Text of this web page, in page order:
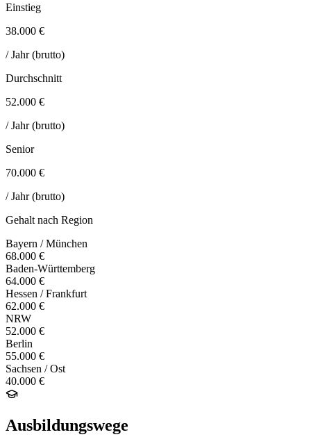
Einstieg
38.000 €
/ Jahr (brutto)
Durchschnitt
52.000 €
/ Jahr (brutto)
Senior
70.000 €
/ Jahr (brutto)
Gehalt nach Region
Bayern / München
68.000 €
Baden-Württemberg
64.000 €
Hessen / Frankfurt
62.000 €
NRW
52.000 €
Berlin
55.000 €
Sachsen / Ost
40.000 €
Ausbildungswege